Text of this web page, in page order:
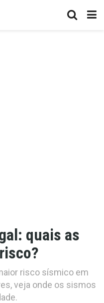
quais as
risco sísmico em
veja onde os sismos